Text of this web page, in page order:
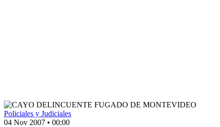
Policiales y Judiciales
04 Nov 2007 • 00:00